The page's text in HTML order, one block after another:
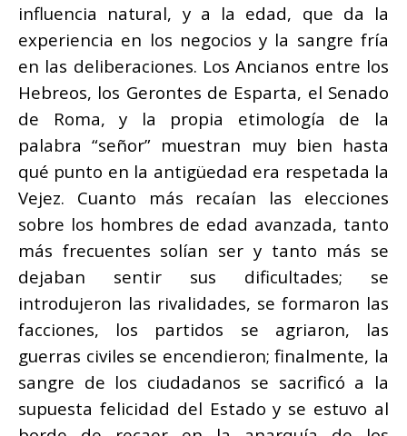
influencia natural, y a la edad, que da la
experiencia en los negocios y la sangre fría
en las deliberaciones. Los Ancianos entre los
Hebreos, los Gerontes de Esparta, el Senado
de Roma, y la propia etimología de la
palabra “señor” muestran muy bien hasta
qué punto en la antigüedad era respetada la
Vejez. Cuanto más recaían las elecciones
sobre los hombres de edad avanzada, tanto
más frecuentes solían ser y tanto más se
dejaban sentir sus dificultades; se
introdujeron las rivalidades, se formaron las
facciones, los partidos se agriaron, las
guerras civiles se encendieron; finalmente, la
sangre de los ciudadanos se sacrificó a la
supuesta felicidad del Estado y se estuvo al